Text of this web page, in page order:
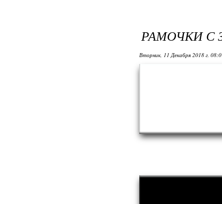
РАМОЧКИ
Вторник, 11 Декабря 2018 г.